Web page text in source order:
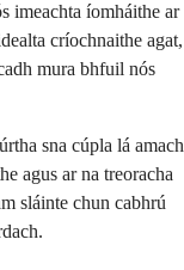
imeachta íomháithe ar
críochnaithe agat,
mura bhfuil nós
sna cúpla lá amach
agus ar na treoracha
sláinte chun cabhrú